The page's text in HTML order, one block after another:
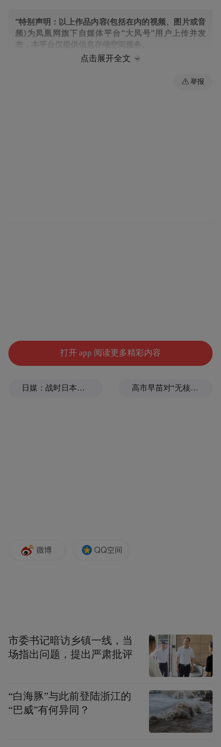
“特别声明：以上作品内容(包括在内的视频、图片或音
频)为凤凰网旗下自媒体平台“大风号”用户上传并发
布，本平台仅提供信息存储空间服务。
Notice: The content above (including the videos,
by the user of Dafeng Hao, which is a social media
platform and merely provides information storage
点击展开全文
举报
打开 app 阅读更多精彩内容
日媒：战时日本多所大学进行输血人体实验，向患者注射动物血 高市早苗对“无核三原则”含糊表态，长崎市长：核武是“绝对恶”
市委书记暗访乡镇一线，当
场指出问题，提出严肃批评
“白海豚”与此前登陆浙江的
“巴威”有何异同？